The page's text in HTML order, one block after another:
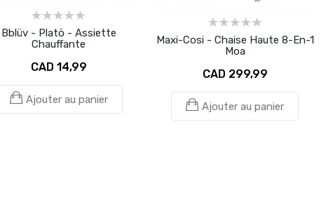
Bblüv - Platö - Assiette
Chauffante
CAD 14,99
Ajouter au panier
Maxi-Cosi - Chaise Haute 8-En-1
Moa
CAD 299,99
Ajouter au panier